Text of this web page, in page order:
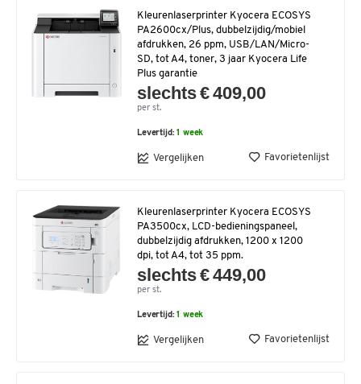
Kleurenlaserprinter Kyocera ECOSYS
PA2600cx/Plus, dubbelzijdig/mobiel
afdrukken, 26 ppm, USB/LAN/Micro-
SD, tot A4, toner, 3 jaar Kyocera Life
Plus garantie
slechts € 409,00
per st.
Levertijd:1 week
Vergelijken Favorietenlijst
Kleurenlaserprinter Kyocera ECOSYS
PA3500cx, LCD-bedieningspaneel,
dubbelzijdig afdrukken, 1200 x 1200
dpi, tot A4, tot 35 ppm.
slechts € 449,00
per st.
Levertijd:1 week
Vergelijken Favorietenlijst